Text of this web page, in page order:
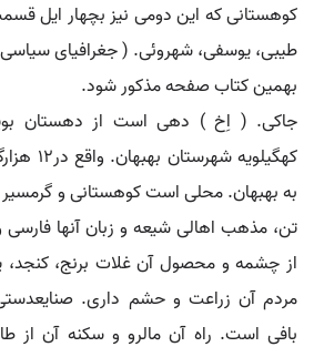
کوهستانی که این دومی نیز بچهار ایل
بهمین کتاب صفحه مذکور شود.
جاکی. ( اِخ ) دهی است از دهستان
تن، مذهب اهالی شیعه و زبان آنها
از چشمه و محصول آن غلات برنج،
مردم آن زراعت و حشم داری.
بافی است. راه آن مالرو و سکنه آن از